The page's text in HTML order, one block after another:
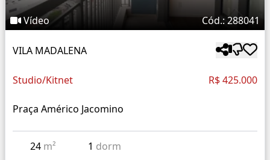
Vídeo Cód.: 288041
VILA MADALENA
Studio/Kitnet R$ 425.000
Praça Américo Jacomino
24 m² 1 dorm